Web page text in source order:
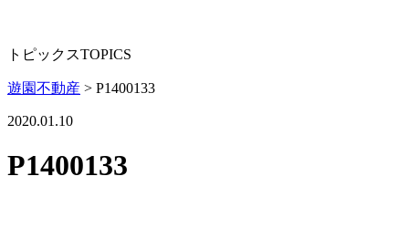
トピックスTOPICS
遊園不動産 > P1400133
2020.01.10
P1400133